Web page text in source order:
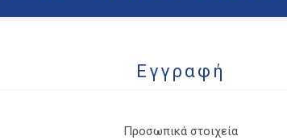
Εγγραφή
Προσωπικά στοιχεία